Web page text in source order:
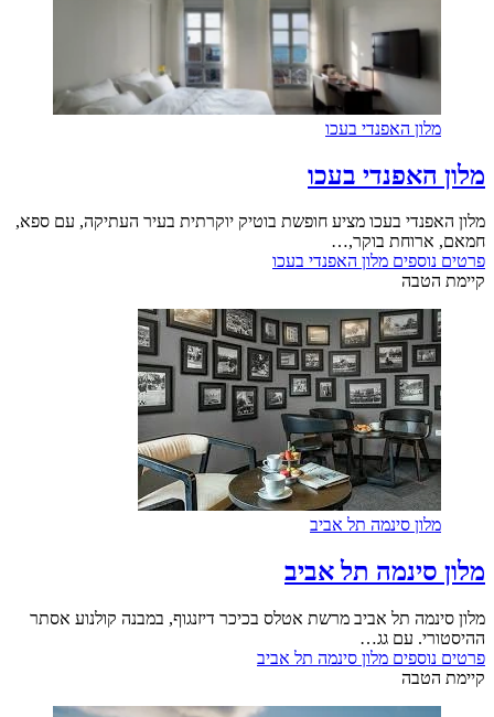
מלון האפנדי בעכו
מלון האפנדי בעכו
מלון האפנדי בעכו מציע חופשת בוטיק יוקרתית בעיר העתיקה, עם ספא,
חמאם, ארוחת בוקר,…
פרטים נוספים מלון האפנדי בעכו
קיימת הטבה
מלון סינמה תל אביב
מלון סינמה תל אביב
מלון סינמה תל אביב מרשת אטלס בכיכר דיזנגוף, במבנה קולנוע אסתר
ההיסטורי. עם גג…
פרטים נוספים מלון סינמה תל אביב
קיימת הטבה